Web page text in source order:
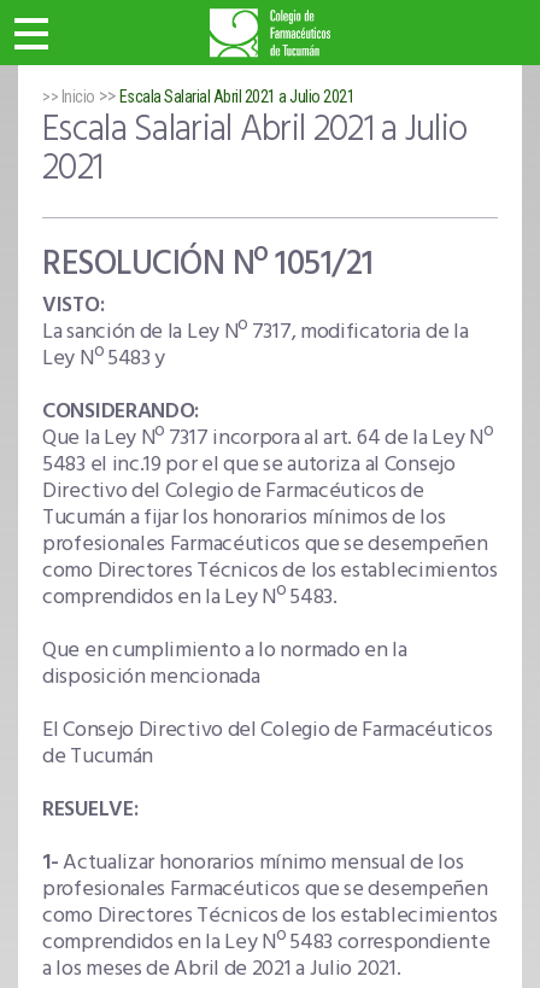
>> Inicio >> Escala Salarial Abril 2021 a Julio 2021
Escala Salarial Abril 2021 a Julio
2021
RESOLUCIÓN Nº 1051/21
VISTO:
La sanción de la Ley Nº 7317, modificatoria de la
Ley Nº 5483 y
CONSIDERANDO:
Que la Ley Nº 7317 incorpora al art. 64 de la Ley Nº
5483 el inc.19 por el que se autoriza al Consejo
Directivo del Colegio de Farmacéuticos de
Tucumán a fijar los honorarios mínimos de los
profesionales Farmacéuticos que se desempeñen
como Directores Técnicos de los establecimientos
comprendidos en la Ley Nº 5483.
Que en cumplimiento a lo normado en la
disposición mencionada
El Consejo Directivo del Colegio de Farmacéuticos
de Tucumán
RESUELVE:
1-Actualizar honorarios mínimo mensual de los
profesionales Farmacéuticos que se desempeñen
como Directores Técnicos de los establecimientos
comprendidos en la Ley Nº 5483 correspondiente
a los meses de Abril de 2021 a Julio 2021.